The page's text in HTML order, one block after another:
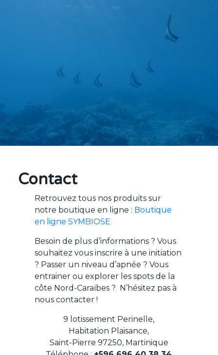
Contact
Retrouvez tous nos produits sur
notre boutique en ligne : Boutique
en ligne SYMBIOSE
Besoin de plus d’informations ? Vous
souhaitez vous inscrire à une initiation
? Passer un niveau d’apnée ? Vous
entrainer ou explorer les spots de la
côte Nord-Caraïbes ? N’hésitez pas à
nous contacter !
​9 lotissement Perinelle,
Habitation Plaisance,
Saint-Pierre 97250, Martinique